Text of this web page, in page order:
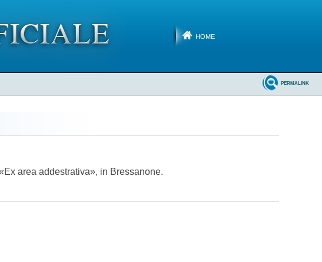
HOME
PERMALINK
area addestrativa», in Bressanone.